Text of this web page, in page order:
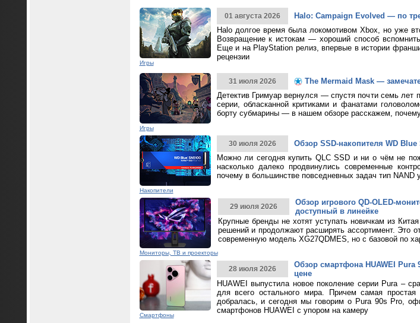
Игры
01 августа 2026
Halo: Campaign Evolved — по
Halo долгое время была локомотивом Xbox, но уже
Возвращение к истокам — хороший способ
Еще и на PlayStation релиз, впервые в истории
рецензии
Игры
31 июля 2026
The Mermaid Mask —
Детектив Гримуар вернулся — спустя почти семь
серии, обласканной критиками и фанатами
борту субмарины — в нашем обзоре расскажем,
Накопители
30 июля 2026
Обзор SSD-накопителя WD
Можно ли сегодня купить QLC SSD и ни о чём не
насколько далеко продвинулись современные
почему в большинстве повседневных задач тип
Мониторы, ТВ и проекторы
29 июля 2026
Обзор игрового QD-OLED-
доступный в линейке
Крупные бренды не хотят уступать новичкам из
решений и продолжают расширять ассортимент. Это
современную модель XG27QDMES, но с базовой по
Смартфоны
28 июля 2026
Обзор смартфона HUAWEI
цене
HUAWEI выпустила новое поколение серии Pura –
для всего остального мира. Причем самая
добралась, и сегодня мы говорим о Pura 90s Pro,
смартфонов HUAWEI с упором на камеру